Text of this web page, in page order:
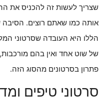
שצריך לעשות זה להכניס את
אותה כמו שאתם רוצים.
הללו היא העובדה שסרטוני
של שוט אחד ואין בהם
פתרון בסרטונים מהסוג הזה.
סרטוני טיפים